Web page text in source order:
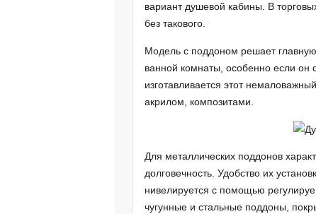
вариант душевой кабины. В
без такового.
Модель с поддоном решает
ванной комнаты, особенно если он
изготавливается этот
акрилом, композитами.
Для металлических поддонов
долговечность. Удобство их
нивелируется с помощью
чугунные и стальные поддоны,